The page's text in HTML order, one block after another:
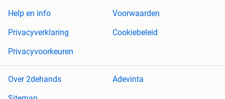
Help en info
Voorwaarden
Privacyverklaring
Cookiebeleid
Privacyvoorkeuren
Over 2dehands
Adevinta